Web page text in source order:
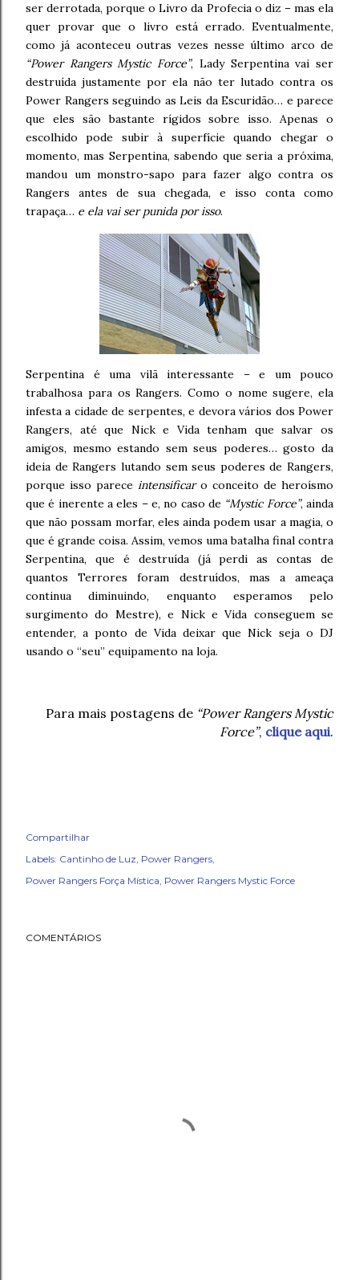
ser derrotada, porque o Livro da Profecia o diz – mas ela
quer provar que o livro está errado. Eventualmente,
como já aconteceu outras vezes nesse último arco de
“Power Rangers Mystic Force”, Lady Serpentina vai ser
destruída justamente por ela não ter lutado contra os
Power Rangers seguindo as Leis da Escuridão… e parece
que eles são bastante rígidos sobre isso. Apenas o
escolhido pode subir à superfície quando chegar o
momento, mas Serpentina, sabendo que seria a próxima,
mandou um monstro-sapo para fazer algo contra os
Rangers antes de sua chegada, e isso conta como
trapaça… e ela vai ser punida por isso.
Serpentina é uma vilã interessante – e um pouco
trabalhosa para os Rangers. Como o nome sugere, ela
infesta a cidade de serpentes, e devora vários dos Power
Rangers, até que Nick e Vida tenham que salvar os
amigos, mesmo estando sem seus poderes… gosto da
ideia de Rangers lutando sem seus poderes de Rangers,
porque isso parece intensificaro conceito de heroísmo
que é inerente a eles – e, no caso de “Mystic Force”, ainda
que não possam morfar, eles ainda podem usar a magia, o
que é grande coisa. Assim, vemos uma batalha final contra
Serpentina, que é destruída (já perdi as contas de
quantos Terrores foram destruídos, mas a ameaça
continua diminuindo, enquanto esperamos pelo
surgimento do Mestre), e Nick e Vida conseguem se
entender, a ponto de Vida deixar que Nick seja o DJ
usando o “seu” equipamento na loja.
Para mais postagens de “Power Rangers Mystic
Force”, clique aqui.
Compartilhar
Labels: Cantinho de Luz Power Rangers
Power Rangers Força Mística Power Rangers Mystic Force
COMENTÁRIOS